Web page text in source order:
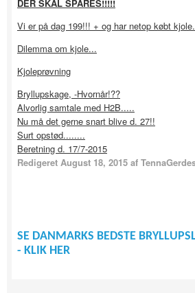
DER SKAL SPARES!!!!!
Vi er på dag 199!!! + og har netop købt
Dilemma om kjole...
Kjoleprøvning
Bryllupskage, -Hvornår!??
Alvorlig samtale med H2B.....
Nu må det gerne snart blive d. 27!!
Surt opstød........
Beretning d. 17/7-2015
Redigeret August 18, 2015 af
SE DANMARKS BEDSTE
- KLIK HER